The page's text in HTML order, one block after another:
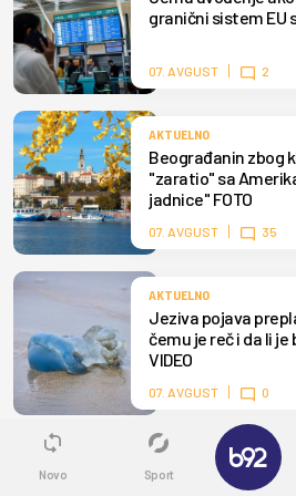
granični sistem EU
07. AVGUST 2
AKTUELNO
Beograđanin zbog
"zaratio" sa
jadnice" FOTO
07. AVGUST 35
AKTUELNO
Jeziva pojava
čemu je reč i da li
VIDEO
07. AVGUST 0
AKTUELNO
Haos na
Novo Sport
✕